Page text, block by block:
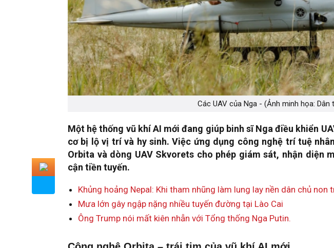
Các UAV của Nga - (Ảnh minh họa: Dân
Một hệ thống vũ khí AI mới đang giúp binh sĩ Nga điều khiển
cơ bị lộ vị trí và hy sinh. Việc ứng dụng công nghệ trí tuệ
Orbita và dòng UAV Skvorets cho phép giám sát, nhận diện
cận tiền tuyến.
Khủng hoảng Nepal: Khi tham nhũng làm lung lay nền dân chủ non
Mưa lớn gây ngập nặng nhiều tuyến đường tại Lào Cai
Ông Trump nói mất kiên nhẫn với Tổng thống Nga Putin.